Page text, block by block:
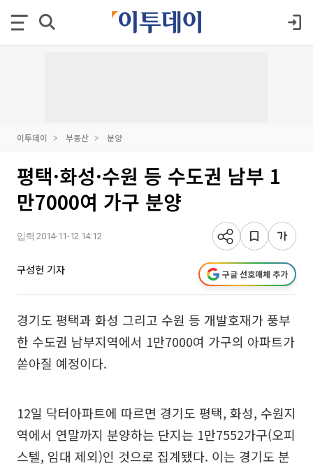
이투데이 부동산 분양
평택·화성·수원 등 수도권 남부 1
만7000여 가구 분양
입력 2014-11-12 14:12
구성헌 기자 구글 선호매체 추가
경기도 평택과 화성 그리고 수원 등 개발호재가 풍부
한 수도권 남부지역에서 1만7000여 가구의 아파트가
쏟아질 예정이다.
12일 닥터아파트에 따르면 경기도 평택, 화성, 수원지
역에서 연말까지 분양하는 단지는 1만7552가구(오피
스텔, 임대 제외)인 것으로 집계됐다. 이는 경기도 분